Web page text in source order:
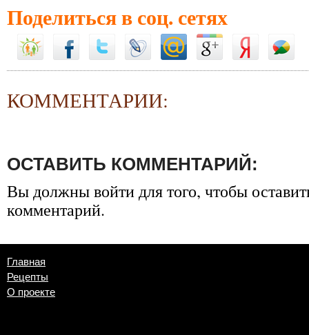
Поделиться в соц. сетях
КОММЕНТАРИИ:
ОСТАВИТЬ КОММЕНТАРИЙ:
Вы должнывойтидля того, чтобы
комментарий.
Главная
Рецепты
О проекте